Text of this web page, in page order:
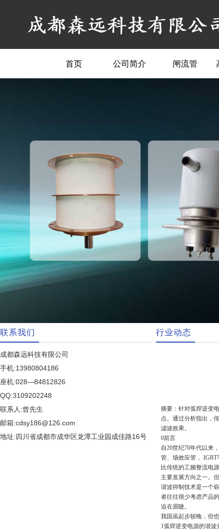
首页 公司简介 闸流管
联系我们
成都森远科技有限公司
手机:13980804186
座机:028—84812826
QQ:3109202248
联系人:曾先生
邮箱:cdsy186@126.com
地址:四川省成都市成华区龙潭工业园成佳路16号
行业动态
摘要：针对弧焊逆变
点。通过分析指出，
滤波效果。
0前言
自20世纪70年代以来
管、场效应管，
比传统的工频整流电
主要发展方向之一。
谐波抑制技术是一个
者往往很少考虑产品
迫在眉睫。
我国虽起步较晚，但
1弧焊逆变电源的谐波